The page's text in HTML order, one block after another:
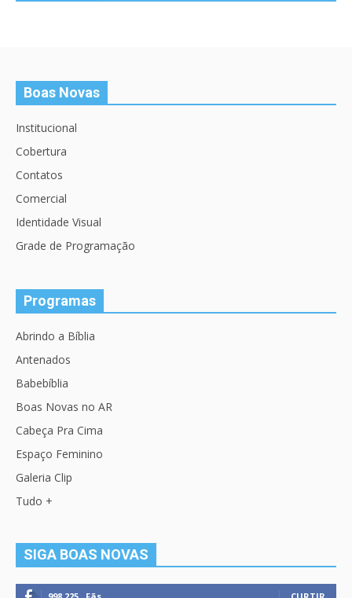
Boas Novas
Institucional
Cobertura
Contatos
Comercial
Identidade Visual
Grade de Programação
Programas
Abrindo a Bíblia
Antenados
Babebíblia
Boas Novas no AR
Cabeça Pra Cima
Espaço Feminino
Galeria Clip
Tudo +
SIGA BOAS NOVAS